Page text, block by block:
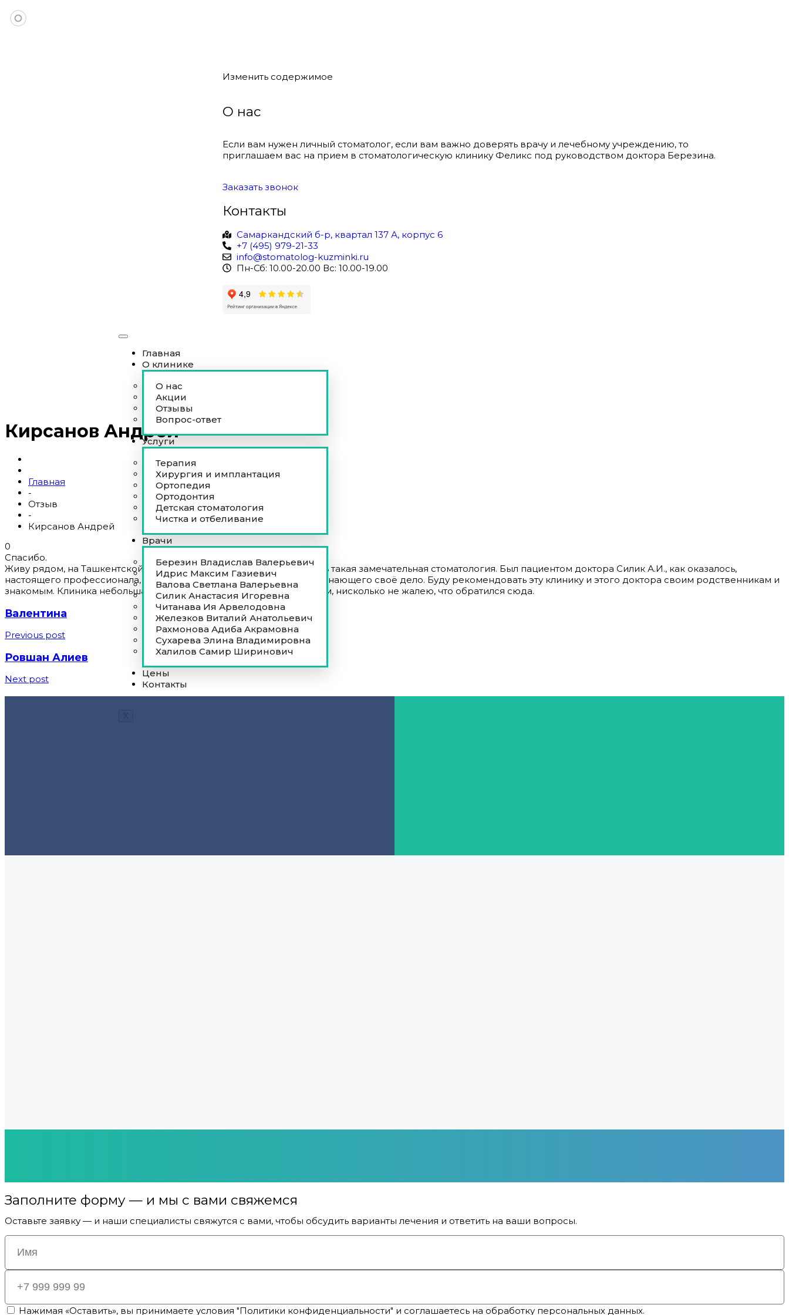
Изменить содержимое
О нас
Если вам нужен личный стоматолог, если вам важно доверять врачу и лечебному учреждению, то
приглашаем вас на прием в стоматологическую клинику Феликс под руководством доктора Березина.
Заказать звонок
Контакты
Самаркандский б-р, квартал 137 А, корпус 6
+7 (495) 979-21-33
info@stomatolog-kuzminki.ru
Пн-Сб: 10.00-20.00 Вс: 10.00-19.00
Главная
О клинике
О нас
Акции
Отзывы
Вопрос-ответ
Услуги
Терапия
Хирургия и имплантация
Ортопедия
Ортодонтия
Детская стоматология
Чистка и отбеливание
Врачи
Березин Владислав Валерьевич
Идрис Максим Газиевич
Валова Светлана Валерьевна
Силик Анастасия Игоревна
Читанава Ия Арвелодовна
Железков Виталий Анатольевич
Рахмонова Адиба Акрамовна
Сухарева Элина Владимировна
Халилов Самир Ширинович
Цены
Контакты
Кирсанов Андрей
Главная
-
Отзыв
-
Кирсанов Андрей
0
Спасибо.
Живу рядом, на Ташкентской улице, но не знал, что по-близости есть такая замечательная стоматология. Был пациентом доктора Силик А.И., как оказалось,
настоящего профессионала, заботящегося о пациенте, прекрасно знающего своё дело. Буду рекомендовать эту клинику и этого доктора своим родственникам и
знакомым. Клиника небольшая, цены, в общем-то, обычные. В общем, нисколько не жалею, что обратился сюда.
Валентина
Previous post
Ровшан Алиев
Next post
Заполните форму — и мы с вами свяжемся
Оставьте заявку — и наши специалисты свяжутся с вами, чтобы обсудить варианты лечения и ответить на ваши вопросы.
Нажимая «Оставить», вы принимаете условия "Политики конфиденциальности" и соглашаетесь на обработку персональных данных.